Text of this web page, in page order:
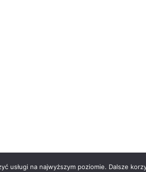
usługi na najwyższym poziomie. Dalsze